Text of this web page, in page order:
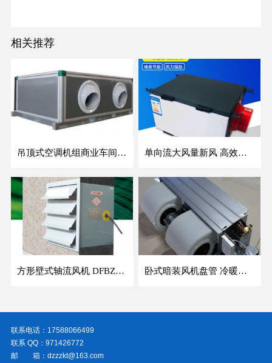
相关推荐
吊顶式空调机组商业车间防爆新风空调器射流冷暖机组 单向流大风量新风 高效除霾全热交换新风机空气净化
方形壁式轴流风机 DFBZ低噪防爆工业XBDZ静音220V/380V壁式边墙风机 卧式暗装风机盘管 冷暖两用盘管系列 明装风盘空调器
联系电话：17588066499
联系 QQ：971426772
邮 箱：dzzzkt@163.com